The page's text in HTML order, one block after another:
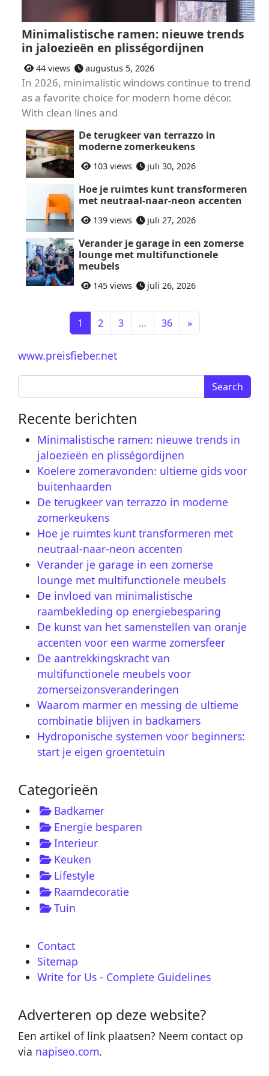
Minimalistische ramen: nieuwe trends
in jaloezieën en plisségordijnen
44 views augustus 5, 2026
In 2026, minimalistic windows continue to trend
as a favorite choice for modern home décor.
With clean lines and
De terugkeer van terrazzo in
moderne zomerkeukens
103 views juli 30, 2026
Hoe je ruimtes kunt transformeren
met neutraal-naar-neon accenten
139 views juli 27, 2026
Verander je garage in een zomerse
lounge met multifunctionele
meubels
145 views juli 26, 2026
Berichtnavigatie
1 2 3 36 »
www.preisfieber.net
Search for:
Recente berichten
Minimalistische ramen: nieuwe trends in
jaloezieën en plisségordijnen
Koelere zomeravonden: ultieme gids voor
buitenhaarden
De terugkeer van terrazzo in moderne
zomerkeukens
Hoe je ruimtes kunt transformeren met
neutraal-naar-neon accenten
Verander je garage in een zomerse
lounge met multifunctionele meubels
De invloed van minimalistische
raambekleding op energiebesparing
De kunst van het samenstellen van oranje
accenten voor een warme zomersfeer
De aantrekkingskracht van
multifunctionele meubels voor
zomerseizonsveranderingen
Waarom marmer en messing de ultieme
combinatie blijven in badkamers
Hydroponische systemen voor beginners:
start je eigen groentetuin
Categorieën
Badkamer
Energie besparen
Interieur
Keuken
Lifestyle
Raamdecoratie
Tuin
Contact
Sitemap
Write for Us - Complete Guidelines
Adverteren op deze website?
Een artikel of link plaatsen? Neem contact op
via napiseo.com